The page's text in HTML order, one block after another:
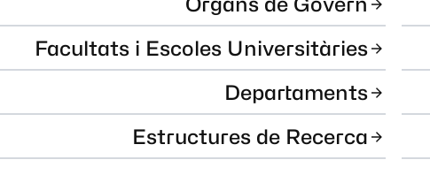
Facultats i Escoles Universitàries
Departaments
Estructures de Recerca